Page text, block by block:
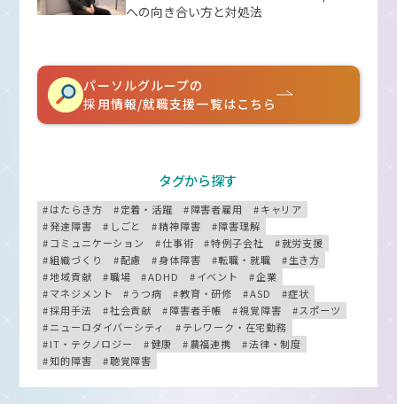
への向き合い方と対処法
パーソルグループの
採用情報/就職支援一覧はこちら
タグから探す
はたらき方 定着・活躍 障害者雇用
キャリア
発達障害
しごと 精神障害
障害理解
コミュニケーション
仕事術 特例子会社
就労支援
組織づくり
配慮 身体障害 転職・就職
生き方
地域貢献
職場 ADHD イベント
企業
マネジメント
うつ病 教育・研修 ASD
症状
採用手法
社会貢献 障害者手帳 視覚障害
スポーツ
ニューロダイバーシティ
テレワーク・在宅勤務
IT・テクノロジー
健康 農福連携
法律・制度
知的障害
聴覚障害